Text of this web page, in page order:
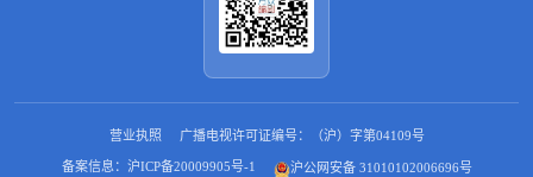
营业执照 广播电视许可证编号：（沪）字第04109号
备案信息：沪ICP备20009905号-1 沪公网安备 31010102006696号